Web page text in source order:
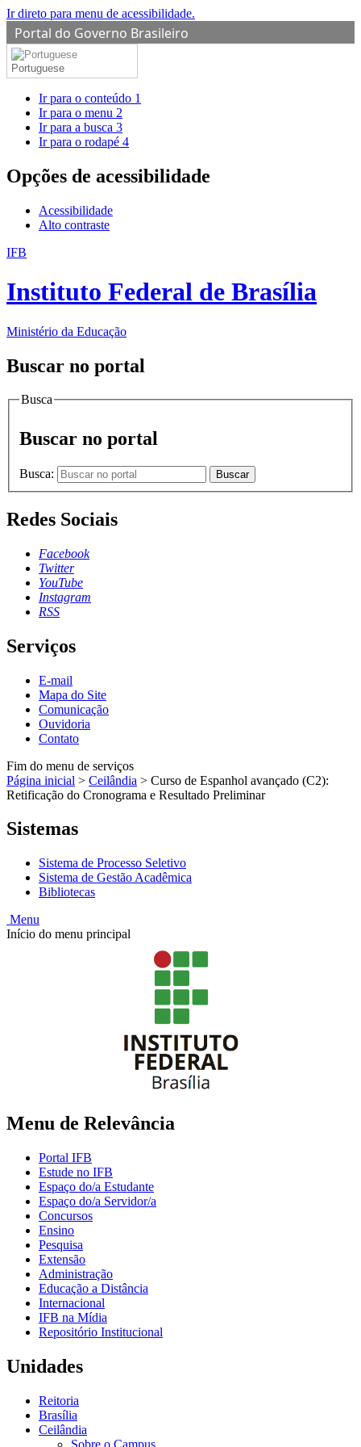
Ir direto para menu de acessibilidade.
Portal do Governo Brasileiro
Portuguese
Ir para o conteúdo 1
Ir para o menu 2
Ir para a busca 3
Ir para o rodapé 4
Opções de acessibilidade
Acessibilidade
Alto contraste
IFB
Instituto Federal de Brasília
Ministério da Educação
Buscar no portal
Busca
Buscar no portal
Busca: Buscar
Redes Sociais
Facebook
Twitter
YouTube
Instagram
RSS
Serviços
E-mail
Mapa do Site
Comunicação
Ouvidoria
Contato
Fim do menu de serviços
Página inicial > Ceilândia > Curso de Espanhol avançado (C2):
Retificação do Cronograma e Resultado Preliminar
Sistemas
Sistema de Processo Seletivo
Sistema de Gestão Acadêmica
Bibliotecas
Menu
Início do menu principal
Menu de Relevância
Portal IFB
Estude no IFB
Espaço do/a Estudante
Espaço do/a Servidor/a
Concursos
Ensino
Pesquisa
Extensão
Administração
Educação a Distância
Internacional
IFB na Mídia
Repositório Institucional
Unidades
Reitoria
Brasília
Ceilândia
Sobre o Campus